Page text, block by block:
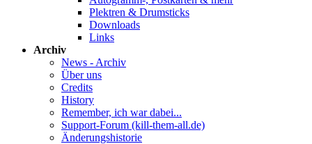
Plektren & Drumsticks
Downloads
Links
Archiv
News - Archiv
Über uns
Credits
History
Remember, ich war dabei...
Support-Forum (kill-them-all.de)
Änderungshistorie